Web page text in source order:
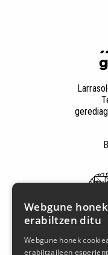
Webgune
erabiltzen ditu
Webgune honek
erabiltzaileen